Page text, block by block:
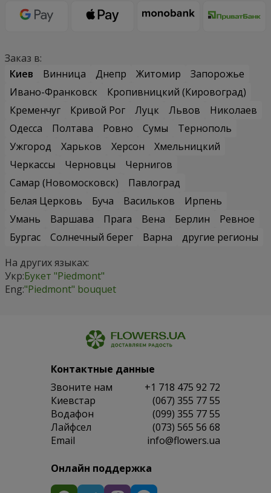
Заказ в:
Киев
Винница Днепр Житомир
Запорожье
Ивано-Франковск
Кропивницкий (Кировоград)
Кременчуг
Кривой Рог Луцк Львов
Николаев
Одесса
Полтава Ровно Сумы
Тернополь
Ужгород
Харьков Херсон
Хмельницкий
Черкассы
Черновцы
Чернигов
Самар (Новомосковск)
Павлоград
Белая Церковь
Буча Васильков
Ирпень
Умань
Варшава Прага Вена Берлин
Ревное
Бургас
Солнечный берег Варна
другие регионы
На других языках:
Укр:Букет "Piedmont"
Eng:"Piedmont" bouquet
Контактные данные
Звоните нам
+1 718 475 92 72
Киевстар
(067) 355 77 55
Водафон
(099) 355 77 55
Лайфсел
(073) 565 56 68
Email
info@flowers.ua
Онлайн поддержка